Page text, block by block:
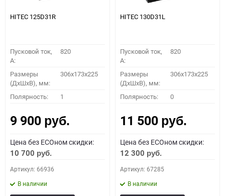
HITEC 125D31R
Пусковой ток,
A:
820
Размеры
(ДхШхВ), мм:
306x173x225
Полярность: 1
9 900 руб.
Цена без ECOном скидки:
10 700 руб.
Артикул: 66936
В наличии
HITEC 130D31L
Пусковой ток,
A:
820
Размеры
(ДхШхВ), мм:
306x173x225
Полярность: 0
11 500 руб.
Цена без ECOном скидки:
12 300 руб.
Артикул: 67285
В наличии